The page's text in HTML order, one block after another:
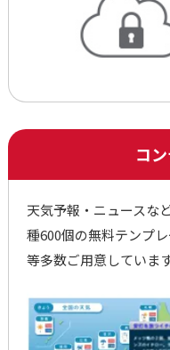
コ
天気予報・ニュースな
種600個の無料テンプ
等多数ご用意しています